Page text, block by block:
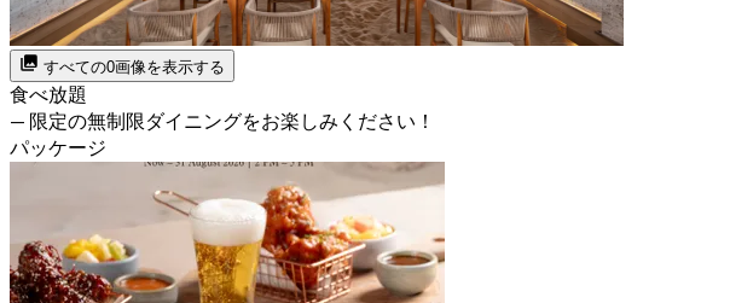
すべての0画像を表示する
食べ放題
— 限定の無制限ダイニングをお楽しみください！
パッケージ